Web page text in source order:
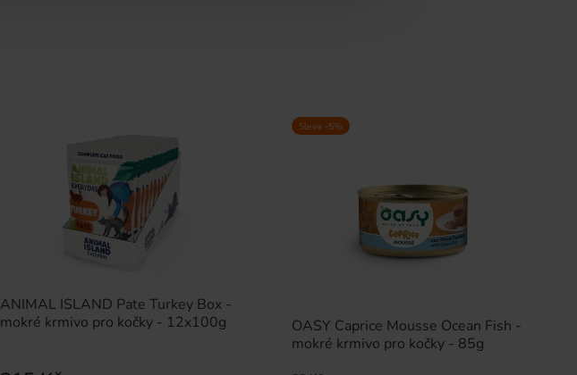
ANIMAL ISLAND Pate Turkey Box -
mokré krmivo pro kočky - 12x100g
OASY Caprice Mousse Ocean Fish -
mokré krmivo pro kočky - 85g
Sleva -5%